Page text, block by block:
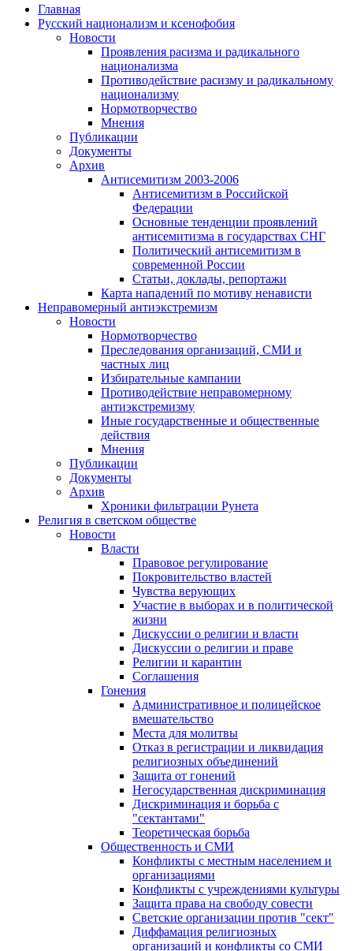
Главная
Русский национализм и ксенофобия
Новости
Проявления расизма и радикального
национализма
Противодействие расизму и радикальному
национализму
Нормотворчество
Мнения
Публикации
Документы
Архив
Антисемитизм 2003-2006
Антисемитизм в Российской
Федерации
Основные тенденции проявлений
антисемитизма в государствах СНГ
Политический антисемитизм в
современной России
Статьи, доклады, репортажи
Карта нападений по мотиву ненависти
Неправомерный антиэкстремизм
Новости
Нормотворчество
Преследования организаций, СМИ и
частных лиц
Избирательные кампании
Противодействие неправомерному
антиэкстремизму
Иные государственные и общественные
действия
Мнения
Публикации
Документы
Архив
Хроники фильтрации Рунета
Религия в светском обществе
Новости
Власти
Правовое регулирование
Покровительство властей
Чувства верующих
Участие в выборах и в политической
жизни
Дискуссии о религии и власти
Дискуссии о религии и праве
Религии и карантин
Соглашения
Гонения
Административное и полицейское
вмешательство
Места для молитвы
Отказ в регистрации и ликвидация
религиозных объединений
Защита от гонений
Негосударственная дискриминация
Дискриминация и борьба с
"сектантами"
Теоретическая борьба
Общественность и СМИ
Конфликты с местным населением и
организациями
Конфликты с учреждениями культуры
Защита права на свободу совести
Светские организации против "сект"
Диффамация религиозных
организаций и конфликты со СМИ